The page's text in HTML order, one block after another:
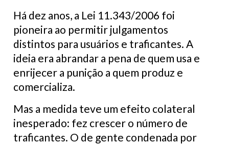
Há dez anos, a Lei 11.343/2006 foi
pioneira ao permitir julgamentos
distintos para usuários e traficantes. A
ideia era abrandar a pena de quem usa e
enrijecer a punição a quem produz e
comercializa.
Mas a medida teve um efeito colateral
inesperado: fez crescer o número de
traficantes. O de gente condenada por